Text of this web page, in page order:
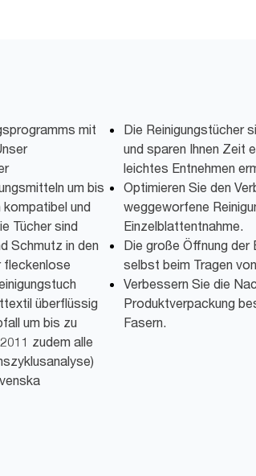
mit
um bis
und
Tücher sind
Schmutz in den
fleckenlose
überflüssig
um bis zu
zudem alle
Die Reinigungstücher
und sparen Ihnen Zeit
leichtes Entnehmen
Optimieren Sie den
weggeworfene
Einzelblattentnahme.
Die große Öffnung
selbst beim Tragen
Verbessern Sie die
Produktverpackung
Fasern.